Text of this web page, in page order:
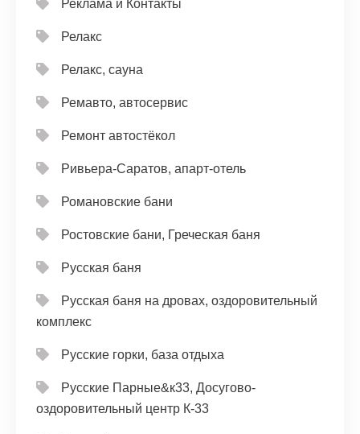
Реклама и Контакты
Релакс
Релакс, сауна
Ремавто, автосервис
Ремонт автостёкол
Ривьера-Саратов, апарт-отель
Романовские бани
Ростовские бани, Греческая баня
Русская баня
Русская баня на дровах, оздоровительный
комплекс
Русские горки, база отдыха
Русские Парные&к33, Досугово-
оздоровительный центр К-33